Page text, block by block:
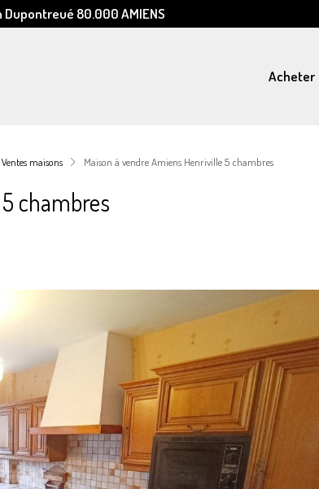
Dupontreué 80.000 AMIENS
Acheter
maisons Maison à vendre Amiens Henriville 5 chambres
chambres